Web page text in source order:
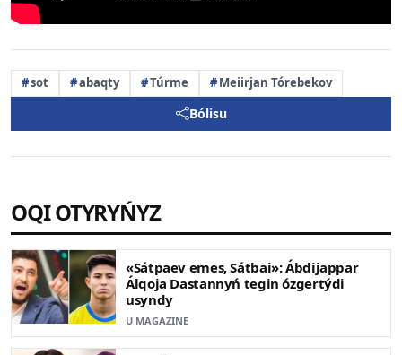
sot abaqty Túrme Meiirjan Tórebekov
Bólisu
OQI OTYRYŃYZ
«Sátpaev emes, Sátbai»: Ábdijappar
Álqoja Dastannyń tegin ózgertýdi
usyndy
U MAGAZINE